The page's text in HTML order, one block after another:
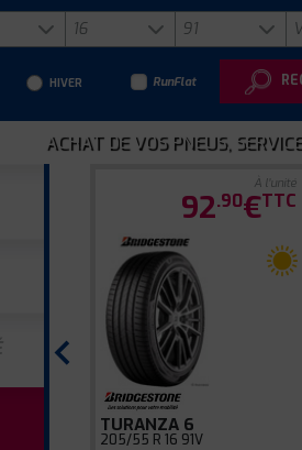
HIVER RunFlat
ACHAT DE VOS PNEUS,
‹
À l'unité
92.90€TTC
TURANZA 6
205/55 R 16 91V